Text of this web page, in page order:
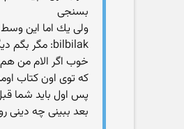
بسنجی
ولی یك اما این وسط
bilbilak: مگر بگم دیگه چه ادمی باشی بتونی قبولش کنی و وقتی به خود اون داستان هم میپردازی میبینی کلی تناقض داره
خوب اگر الام من هم
كه توی اون كتاب
پس اول باید شما
بعد ببینی چه دینی